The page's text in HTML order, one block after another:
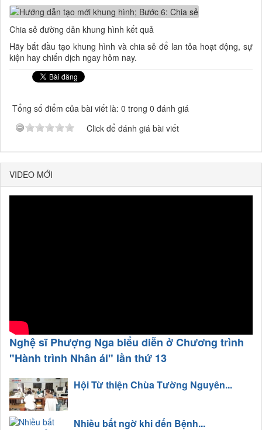
Chia sẻ đường dẫn khung hình kết quả
Hãy bắt đầu tạo khung hình và chia sẻ để lan tỏa hoạt động, sự
kiện hay chiến dịch ngay hôm nay.
Tổng số điểm của bài viết là: 0 trong 0 đánh giá
Click để đánh giá bài viết
VIDEO MỚI
Nghệ sĩ Phượng Nga biểu diễn ở Chương trình
"Hành trình Nhân ái" lần thứ 13
Hội Từ thiện Chùa Tường Nguyên...
Nhiều bất ngờ khi đến Bệnh...